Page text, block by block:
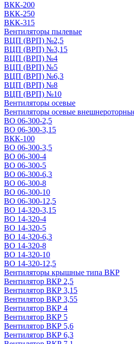
ВКК-200
ВКК-250
ВКК-315
Вентиляторы пылевые
ВЦП (ВРП) №2,5
ВЦП (ВРП) №3,15
ВЦП (ВРП) №4
ВЦП (ВРП) №5
ВЦП (ВРП) №6,3
ВЦП (ВРП) №8
ВЦП (ВРП) №10
Вентиляторы осевые
Вентиляторы осевые
ВО 06-300-2,5
ВО 06-300-3,15
ВКК-100
ВО 06-300-3,5
ВО 06-300-4
ВО 06-300-5
ВО 06-300-6,3
ВО 06-300-8
ВО 06-300-10
ВО 06-300-12,5
ВО 14-320-3,15
ВО 14-320-4
ВО 14-320-5
ВО 14-320-6,3
ВО 14-320-8
ВО 14-320-10
ВО 14-320-12,5
Вентиляторы крышные типа ВКР
Вентилятор ВКР 2,5
Вентилятор ВКР 3,15
Вентилятор ВКР 3,55
Вентилятор ВКР 4
Вентилятор ВКР 5
Вентилятор ВКР 5,6
Вентилятор ВКР 6,3